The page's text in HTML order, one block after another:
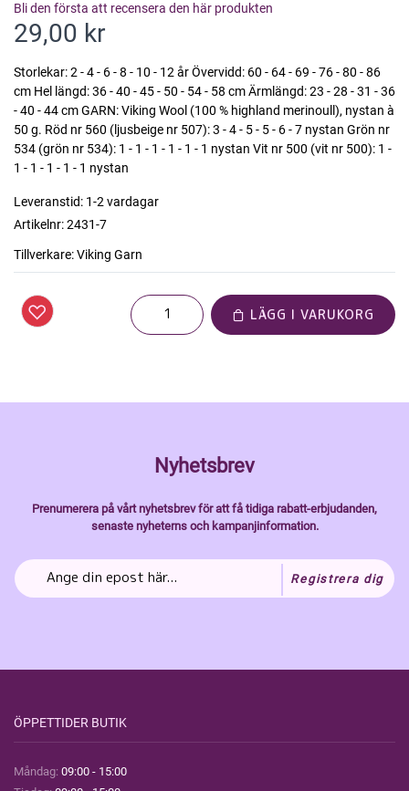
Bli den första att recensera den här produkten
29,00 kr
Storlekar: 2 - 4 - 6 - 8 - 10 - 12 år Övervidd: 60 - 64 - 69 - 76 - 80 - 86
cm Hel längd: 36 - 40 - 45 - 50 - 54 - 58 cm Ärmlängd: 23 - 28 - 31 - 36
- 40 - 44 cm GARN: Viking Wool (100 % highland merinoull), nystan à
50 g. Röd nr 560 (ljusbeige nr 507): 3 - 4 - 5 - 5 - 6 - 7 nystan Grön nr
534 (grön nr 534): 1 - 1 - 1 - 1 - 1 - 1 nystan Vit nr 500 (vit nr 500): 1 -
1 - 1 - 1 - 1 - 1 nystan
Leveranstid: 1-2 vardagar
Artikelnr:2431-7
Tillverkare:Viking Garn
LÄGG I VARUKORG
Nyhetsbrev
Prenumerera på vårt nyhetsbrev för att få tidiga rabatt-erbjudanden,
senaste nyheterns och kampanjinformation.
Registrera dig
ÖPPETTIDER BUTIK
Måndag: 09:00 - 15:00